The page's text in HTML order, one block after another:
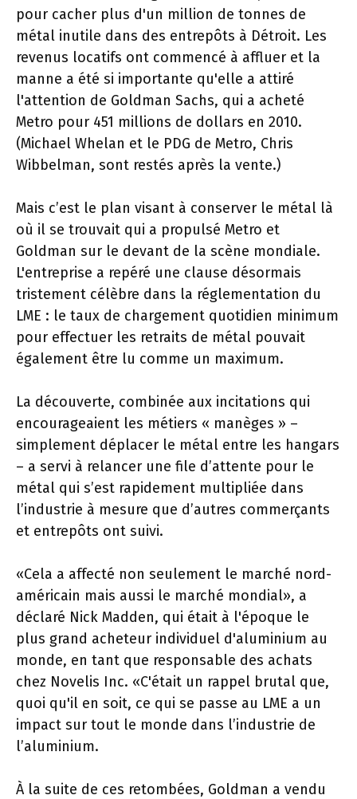
pour cacher plus d'un million de tonnes de
métal inutile dans des entrepôts à Détroit. Les
revenus locatifs ont commencé à affluer et la
manne a été si importante qu'elle a attiré
l'attention de Goldman Sachs, qui a acheté
Metro pour 451 millions de dollars en 2010.
(Michael Whelan et le PDG de Metro, Chris
Wibbelman, sont restés après la vente.)
Mais c’est le plan visant à conserver le métal là
où il se trouvait qui a propulsé Metro et
Goldman sur le devant de la scène mondiale.
L'entreprise a repéré une clause désormais
tristement célèbre dans la réglementation du
LME : le taux de chargement quotidien minimum
pour effectuer les retraits de métal pouvait
également être lu comme un maximum.
La découverte, combinée aux incitations qui
encourageaient les métiers « manèges » –
simplement déplacer le métal entre les hangars
– a servi à relancer une file d’attente pour le
métal qui s’est rapidement multipliée dans
l’industrie à mesure que d’autres commerçants
et entrepôts ont suivi.
«Cela a affecté non seulement le marché nord-
américain mais aussi le marché mondial», a
déclaré Nick Madden, qui était à l'époque le
plus grand acheteur individuel d'aluminium au
monde, en tant que responsable des achats
chez Novelis Inc. «C'était un rappel brutal que,
quoi qu'il en soit, ce qui se passe au LME a un
impact sur tout le monde dans l’industrie de
l’aluminium.
À la suite de ces retombées, Goldman a vendu